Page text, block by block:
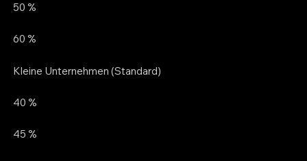
50 %
60 %
Kleine Unternehmen (Standard)
40 %
45 %